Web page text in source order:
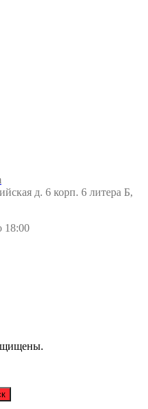
д. 6 корп. 6 литера Б,
18:00